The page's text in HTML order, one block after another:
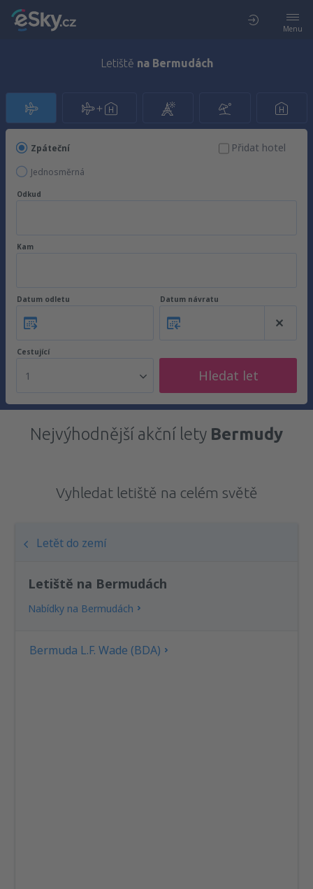
Menu
Letiště na Bermudách
Zpáteční
Jednosměrná
Přidat hotel
Odkud
Kam
Datum odletu Datum návratu
Cestující
1 Hledat let
Nejvýhodnější akční lety Bermudy
Vyhledat letiště na celém světě
Letět do zemí
Letiště na Bermudách
Nabídky na Bermudách
Bermuda L.F. Wade (BDA)